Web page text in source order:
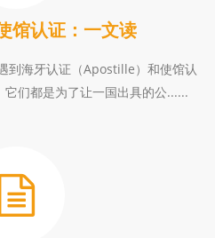
馆认证：一文读
到海牙认证（Apostille）和使馆认
们都是为了让一国出具的公......